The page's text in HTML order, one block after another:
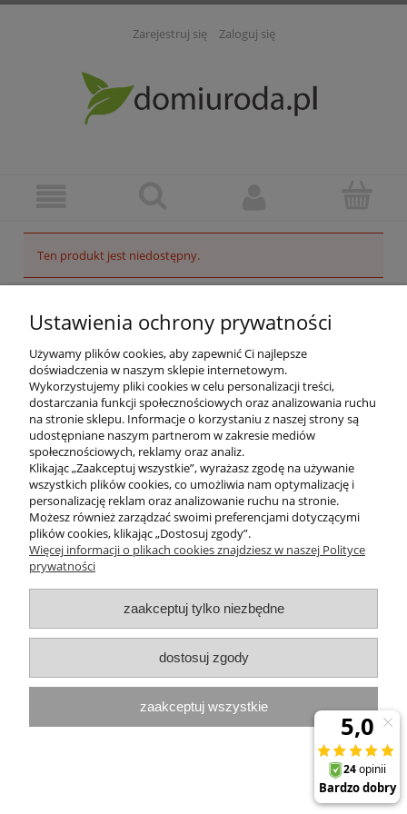
Zarejestruj się Zaloguj się
Ten produkt jest niedostępny.
ZAKUPY
MOJE KONTO
PROGRAMY PROMOCYJNE
InterPromo MARTA POPIELA-MOLEK NIP: 7341300379
Sklep internetowy Shoper.pl
Ustawienia ochrony prywatności
Używamy plików cookies, aby zapewnić Ci najlepsze
doświadczenia w naszym sklepie internetowym.
Wykorzystujemy pliki cookies w celu personalizacji treści,
dostarczania funkcji społecznościowych oraz analizowania ruchu
na stronie sklepu. Informacje o korzystaniu z naszej strony są
udostępniane naszym partnerom w zakresie mediów
społecznościowych, reklamy oraz analiz.
Klikając „Zaakceptuj wszystkie”, wyrażasz zgodę na używanie
wszystkich plików cookies, co umożliwia nam optymalizację i
personalizację reklam oraz analizowanie ruchu na stronie.
Możesz również zarządzać swoimi preferencjami dotyczącymi
plików cookies, klikając „Dostosuj zgody”.
Więcej informacji o plikach cookies znajdziesz w naszej Polityce
prywatności
zaakceptuj tylko niezbędne
dostosuj zgody
zaakceptuj wszystkie